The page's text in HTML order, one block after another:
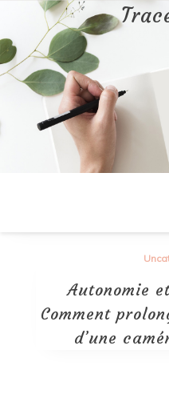
contenu
Autonomie
Comment
d’une